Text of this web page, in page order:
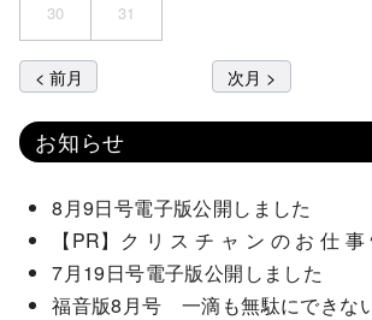
30 31
< 前月 次月 >
お知らせ
8月9日号電子版公開しました
【PR】ク リ ス チ ャ ン の お 仕 事
7月19日号電子版公開しました
福音版8月号 一滴も無駄にできな